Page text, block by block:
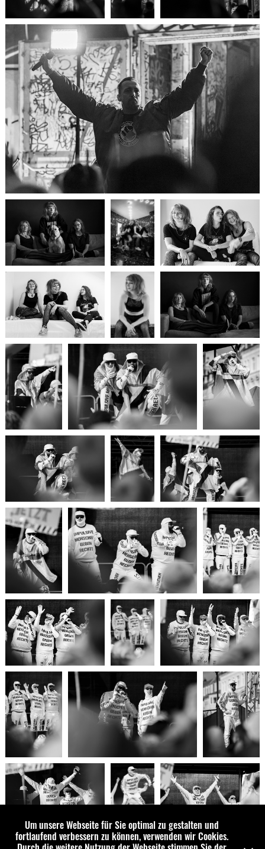
Um unsere Webseite für Sie optimal zu gestalten und
fortlaufend verbessern zu können, verwenden wir Cookies.